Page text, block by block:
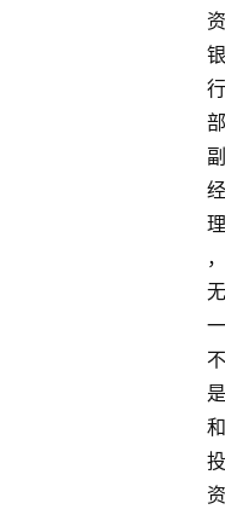
资
银
行
部
副
经
理
，
无
一
不
是
和
投
资